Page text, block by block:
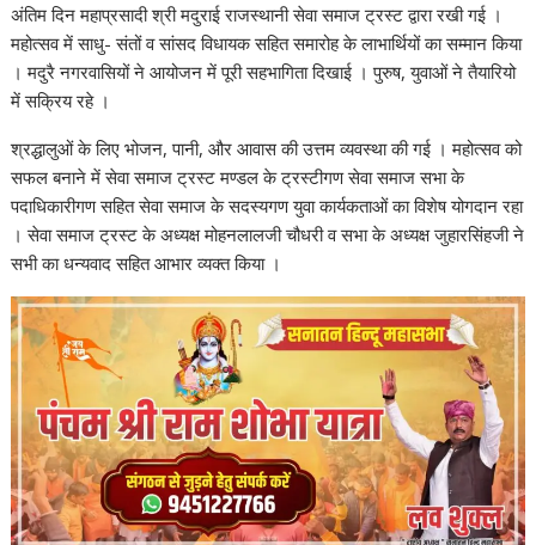
अंतिम दिन महाप्रसादी श्री मदुराई राजस्थानी सेवा समाज ट्रस्ट द्वारा रखी गई ।
महोत्सव में साधु- संतों व सांसद विधायक सहित समारोह के लाभार्थियों का सम्मान किया
। मदुरै नगरवासियों ने आयोजन में पूरी सहभागिता दिखाई । पुरुष, युवाओं ने तैयारियो
में सक्रिय रहे ।
श्रद्धालुओं के लिए भोजन, पानी, और आवास की उत्तम व्यवस्था की गई । महोत्सव को
सफल बनाने में सेवा समाज ट्रस्ट मण्डल के ट्रस्टीगण सेवा समाज सभा के
पदाधिकारीगण सहित सेवा समाज के सदस्यगण युवा कार्यकताओं का विशेष योगदान रहा
। सेवा समाज ट्रस्ट के अध्यक्ष मोहनलालजी चौधरी व सभा के अध्यक्ष जुहारसिंहजी ने
सभी का धन्यवाद सहित आभार व्यक्त किया ।